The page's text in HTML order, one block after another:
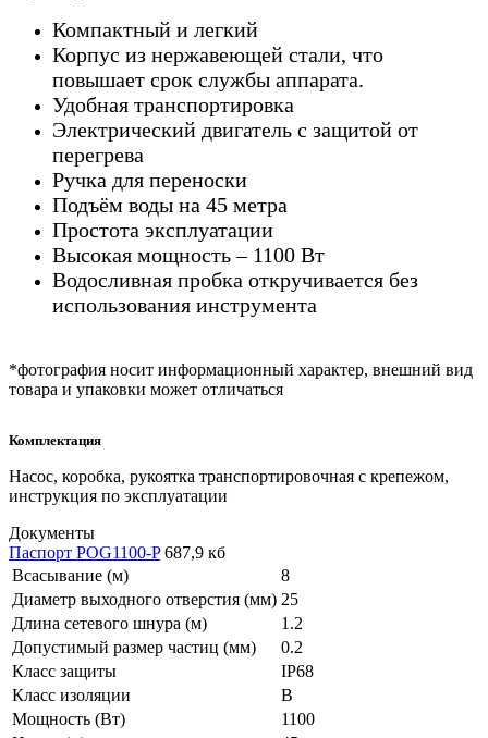
Компактный и легкий
Корпус из нержавеющей стали, что
повышает срок службы аппарата.
Удобная транспортировка
Электрический двигатель с защитой от
перегрева
Ручка для переноски
Подъём воды на 45 метра
Простота эксплуатации
Высокая мощность – 1100 Вт
Водосливная пробка откручивается без
использования инструмента
*фотография носит информационный характер, внешний вид
товара и упаковки может отличаться
Комплектация
Насос, коробка, рукоятка транспортировочная с крепежом,
инструкция по эксплуатации
Документы
Паспорт POG1100-P 687,9 кб
Всасывание (м)
8
Диаметр выходного отверстия (мм) 25
Длина сетевого шнура (м)
1.2
Допустимый размер частиц (мм)
0.2
Класс защиты
IP68
Класс изоляции
B
Мощность (Вт)
1100